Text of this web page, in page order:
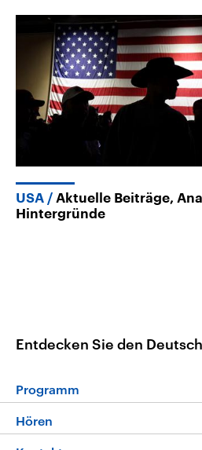
USA
Aktuelle Beiträge,
Hintergründe
Entdecken Sie den
Programm
Programm
Hören